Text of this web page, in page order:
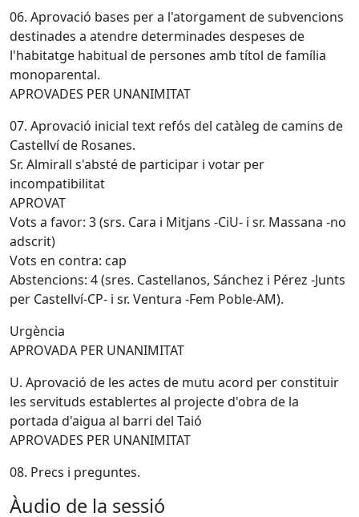
06. Aprovació bases per a l'atorgament de subvencions
destinades a atendre determinades despeses de
l'habitatge habitual de persones amb títol de família
monoparental.
APROVADES PER UNANIMITAT
07. Aprovació inicial text refós del catàleg de camins de
Castellví de Rosanes.
Sr. Almirall s'absté de participar i votar per
incompatibilitat
APROVAT
Vots a favor: 3 (srs. Cara i Mitjans -CiU- i sr. Massana -no
adscrit)
Vots en contra: cap
Abstencions: 4 (sres. Castellanos, Sánchez i Pérez -Junts
per Castellví-CP- i sr. Ventura -Fem Poble-AM).
Urgència
APROVADA PER UNANIMITAT
U. Aprovació de les actes de mutu acord per constituir
les servituds establertes al projecte d'obra de la
portada d'aigua al barri del Taió
APROVADES PER UNANIMITAT
08. Precs i preguntes.
Àudio de la sessió